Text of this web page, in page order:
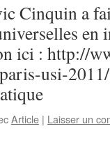
Cinquin a
ici : http://
usi-
Article | Laisser un